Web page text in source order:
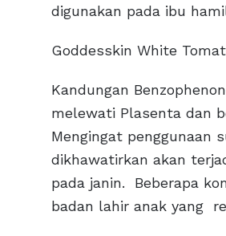
digunakan pada ibu
Goddesskin White
Kandungan
melewati Plasenta dan
Mengingat penggunaan
dikhawatirkan akan
pada janin. Beberapa
badan lahir anak yang